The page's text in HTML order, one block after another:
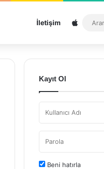
İletişim
Kayıt Ol
Beni hatırla